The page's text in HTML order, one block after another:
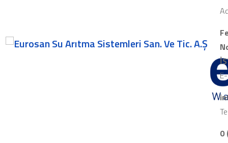
0